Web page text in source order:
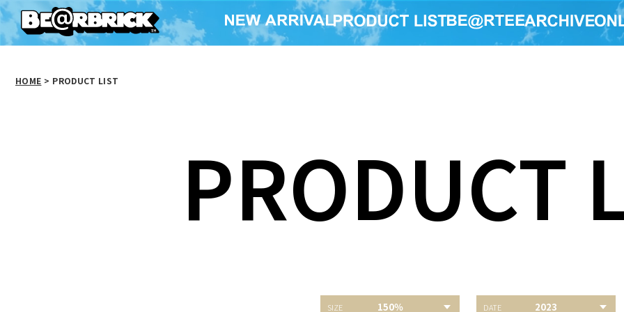
HOME > PRODUCT LIST
PRODUCT
150％ 2023